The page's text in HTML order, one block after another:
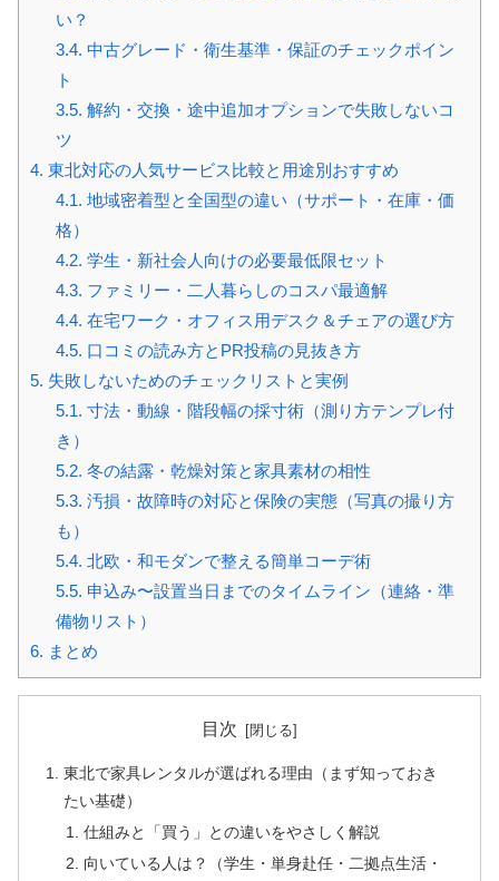
い？
3.4. 中古グレード・衛生基準・保証のチェックポイン
ト
3.5. 解約・交換・途中追加オプションで失敗しないコ
ツ
4. 東北対応の人気サービス比較と用途別おすすめ
4.1. 地域密着型と全国型の違い（サポート・在庫・価
格）
4.2. 学生・新社会人向けの必要最低限セット
4.3. ファミリー・二人暮らしのコスパ最適解
4.4. 在宅ワーク・オフィス用デスク＆チェアの選び方
4.5. 口コミの読み方とPR投稿の見抜き方
5. 失敗しないためのチェックリストと実例
5.1. 寸法・動線・階段幅の採寸術（測り方テンプレ付
き）
5.2. 冬の結露・乾燥対策と家具素材の相性
5.3. 汚損・故障時の対応と保険の実態（写真の撮り方
も）
5.4. 北欧・和モダンで整える簡単コーデ術
5.5. 申込み〜設置当日までのタイムライン（連絡・準
備物リスト）
6. まとめ
目次
東北で家具レンタルが選ばれる理由（まず知っておき
たい基礎）
仕組みと「買う」との違いをやさしく解説
向いている人は？（学生・単身赴任・二拠点生活・